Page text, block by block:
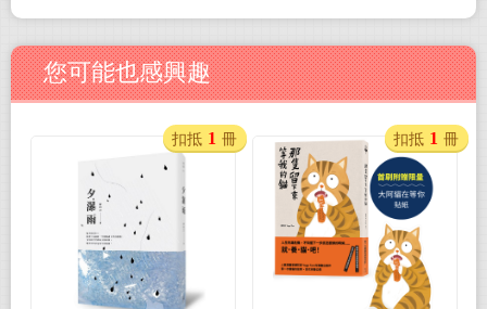
您可能也感興趣
扣抵 1 冊 扣抵 1 冊